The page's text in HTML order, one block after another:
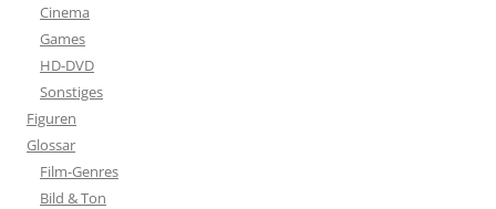
Cinema
Games
HD-DVD
Sonstiges
Figuren
Glossar
Film-Genres
Bild & Ton